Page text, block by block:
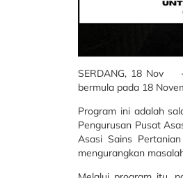
SERDANG, 18 Nov
bermula pada 18
Program ini adalah
Pengurusan Pusat
Asasi Sains
mengurangkan